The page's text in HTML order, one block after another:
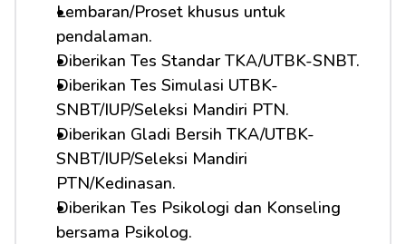
Lembaran/Proset khusus untuk
pendalaman.
Diberikan Tes Standar TKA/UTBK-SNBT.
Diberikan Tes Simulasi UTBK-
SNBT/IUP/Seleksi Mandiri PTN.
Diberikan Gladi Bersih TKA/UTBK-
SNBT/IUP/Seleksi Mandiri
PTN/Kedinasan.
Diberikan Tes Psikologi dan Konseling
bersama Psikolog.